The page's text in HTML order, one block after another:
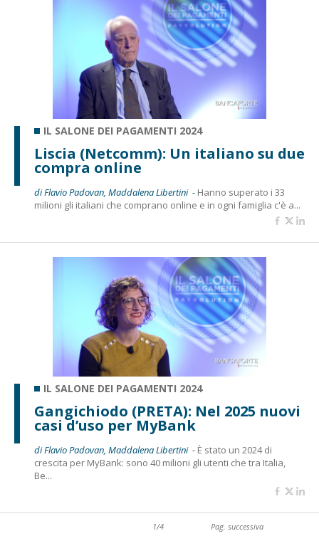
IL SALONE DEI PAGAMENTI 2024
Liscia (Netcomm): Un italiano su due
compra online
di Flavio Padovan, Maddalena Libertini - Hanno superato i 33
milioni gli italiani che comprano online e in ogni famiglia c'è a...
IL SALONE DEI PAGAMENTI 2024
Gangichiodo (PRETA): Nel 2025 nuovi
casi d’uso per MyBank
di Flavio Padovan, Maddalena Libertini - È stato un 2024 di
crescita per MyBank: sono 40 milioni gli utenti che tra Italia,
Be...
1/4 Pag. successiva